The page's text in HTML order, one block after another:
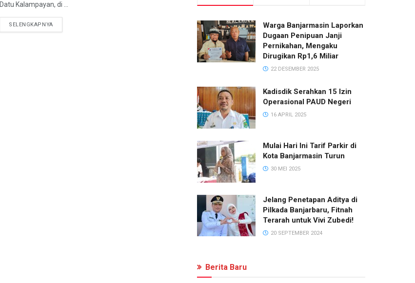
Datu Kalampayan, di ...
SELENGKAPNYA
Warga Banjarmasin Laporkan
Dugaan Penipuan Janji
Pernikahan, Mengaku
Dirugikan Rp1,6 Miliar
22 DESEMBER 2025
Kadisdik Serahkan 15 Izin
Operasional PAUD Negeri
16 APRIL 2025
Mulai Hari Ini Tarif Parkir di
Kota Banjarmasin Turun
30 MEI 2025
Jelang Penetapan Aditya di
Pilkada Banjarbaru, Fitnah
Terarah untuk Vivi Zubedi!
20 SEPTEMBER 2024
Berita Baru